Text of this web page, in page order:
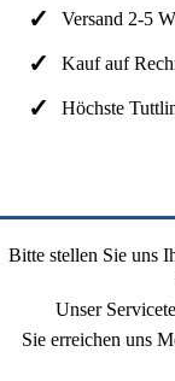
Versand 2-5
Kauf auf
Höchste
Bitte stellen Sie uns
Unser
Sie erreichen uns